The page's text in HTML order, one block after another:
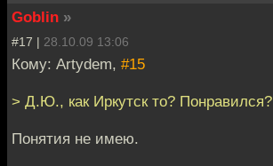
Goblin »
#17 | 28.10.09 13:06
Кому: Artydem, #15
> Д.Ю., как Иркутск то? Понравился?
Понятия не имею.